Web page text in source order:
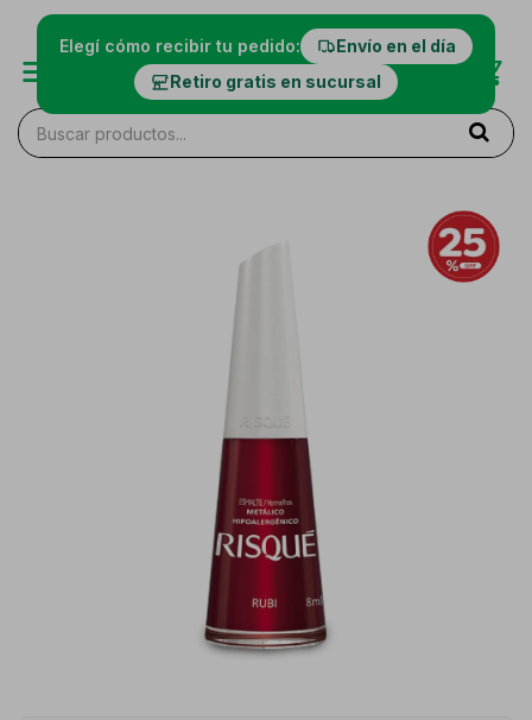
Elegí cómo recibir tu pedido:
Envío en el día
Retiro gratis en sucursal